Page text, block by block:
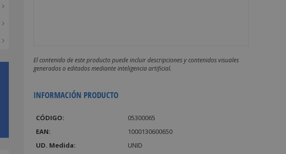
El contenido de este producto puede incluir descripciones y contenidos visuales
generados o editados mediante inteligencia artificial.
INFORMACIÓN PRODUCTO
CÓDIGO:
05300065
EAN:
1000130600650
UD. Medida:
UNID